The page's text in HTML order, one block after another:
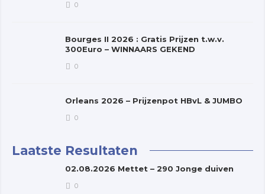
0
Bourges II 2026 : Gratis Prijzen t.w.v.
300Euro – WINNAARS GEKEND
0
Orleans 2026 – Prijzenpot HBvL & JUMBO
0
Laatste Resultaten
02.08.2026 Mettet – 290 Jonge duiven
0